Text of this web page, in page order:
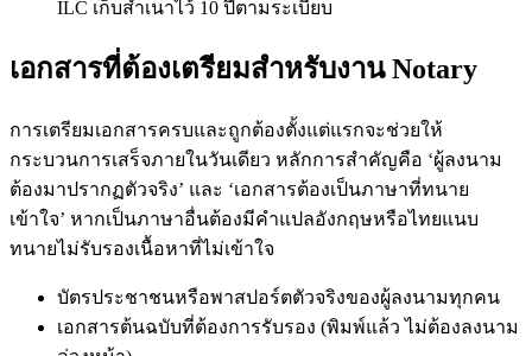
ILC เก็บสำเนาไว้ 10 ปีตามระเบียบ
เอกสารที่ต้องเตรียมสำหรับงาน Notary
การเตรียมเอกสารครบและถูกต้องตั้งแต่แรกจะช่วยให้
กระบวนการเสร็จภายในวันเดียว หลักการสำคัญคือ ‘ผู้ลงนาม
ต้องมาปรากฏตัวจริง’ และ ‘เอกสารต้องเป็นภาษาที่ทนาย
เข้าใจ’ หากเป็นภาษาอื่นต้องมีคำแปลอังกฤษหรือไทยแนบ
ทนายไม่รับรองเนื้อหาที่ไม่เข้าใจ
บัตรประชาชนหรือพาสปอร์ตตัวจริงของผู้ลงนามทุกคน
เอกสารต้นฉบับที่ต้องการรับรอง (พิมพ์แล้ว ไม่ต้องลงนาม